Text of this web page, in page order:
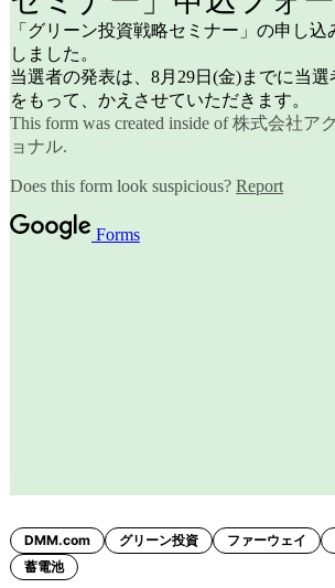
DMM.com グリーン投資 ファーウェイ
蓄電池